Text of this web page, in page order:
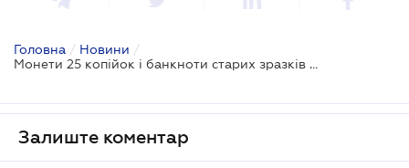
Головна / Новини /
Монети 25 копійок і банкноти старих зразків вже недійсні: що з ними робити
Залиште коментар